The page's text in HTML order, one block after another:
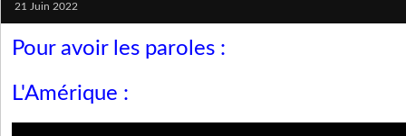
21 Juin 2022
Pour avoir les paroles :
L'Amérique :